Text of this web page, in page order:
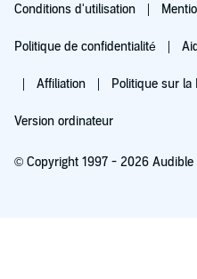
Conditions d'utilisation
Politique de confidentialité
Affiliation Politique sur la
Version ordinateur
© Copyright 1997 - 2026 Audible